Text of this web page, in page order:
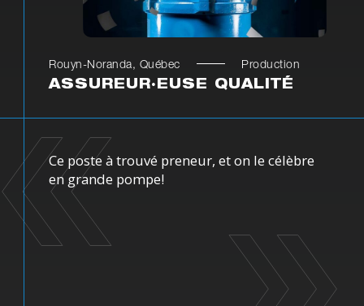
Rouyn-Noranda, Québec
Production
ASSUREUR·EUSE QUALITÉ
Ce poste à trouvé preneur, et on le célèbre
en grande pompe!